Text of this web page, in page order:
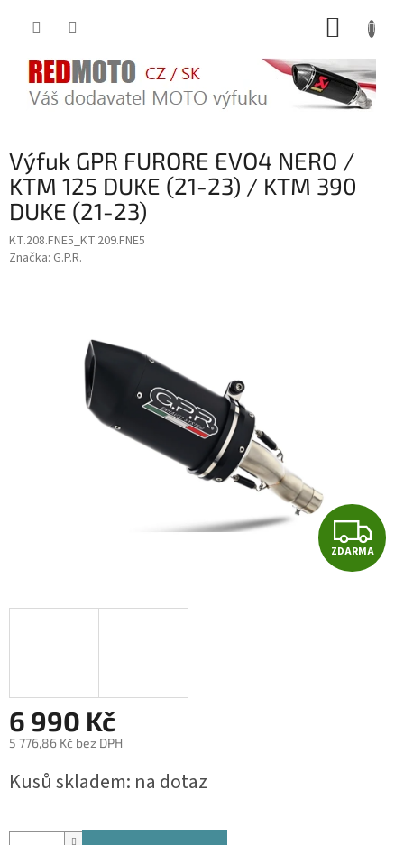
Výfuk GPR FURORE EVO4 NERO /
KTM 125 DUKE (21-23) / KTM 390
DUKE (21-23)
KT.208.FNE5_KT.209.FNE5
Značka: G.P.R.
Z
D
ZDARMA
6 990 Kč
5 776,86 Kč bez DPH
cena:
Kusů skladem: na dotaz